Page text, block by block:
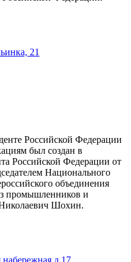
21
Российской Федерации
был создан в
Российской Федерации от
Национального
объединения
промышленников и
Шохин.
д.17